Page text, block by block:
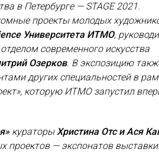
в Петербурге — STAGE 2021.
проекты молодых
Университета ИТМО,
современного искусства
Озерков. В экспозицию
других специальностей в
»‎, которую ИТМО запустил
кураторыХристина Отс и Ася
проектов — экспонатов выставки.